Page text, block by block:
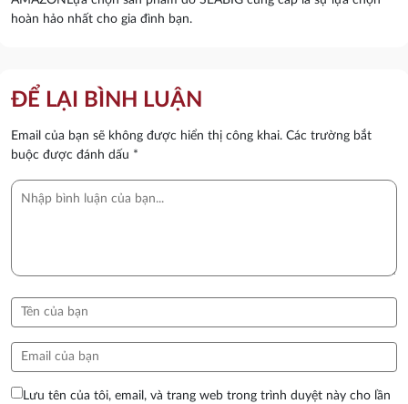
hoàn hảo nhất cho gia đình bạn.
ĐỂ LẠI BÌNH LUẬN
Email của bạn sẽ không được hiển thị công khai. Các trường bắt
buộc được đánh dấu *
Lưu tên của tôi, email, và trang web trong trình duyệt này cho lần